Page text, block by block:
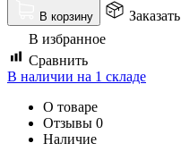
В корзину
Заказать
В избранное
Сравнить
В наличии на 1 складе
О товаре
Отзывы 0
Наличие